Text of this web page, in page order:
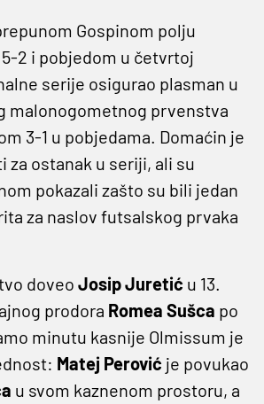
Gospinom polju
2 i pobjedom u četvrtoj
serije osigurao plasman u
malonogometnog prvenstva
3-1 u pobjedama. Domaćin je
za ostanak u seriji, ali su
pokazali zašto su bili jedan
za naslov futsalskog prvaka
doveo Josip Juretić u 13.
prodora Romea Sušca po
minutu kasnije Olmissum je
Matej Perović je povukao
u svom kaznenom prostoru, a